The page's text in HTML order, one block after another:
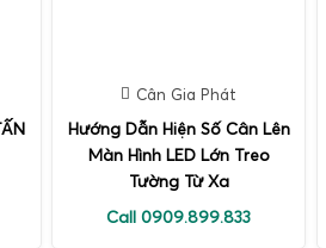
Cân Gia Phát
Hướng Dẫn Hiện Số Cân Lên
Màn Hình LED Lớn Treo
Tường Từ Xa
Call 0909.899.833